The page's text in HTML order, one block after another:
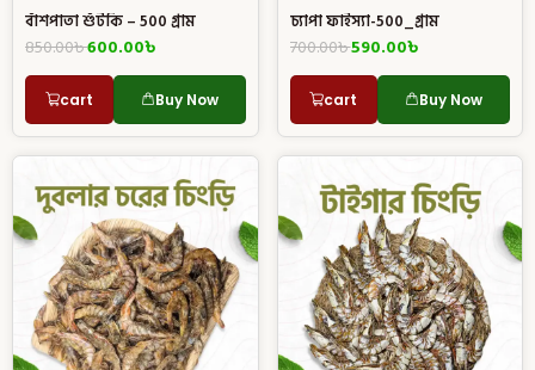
বাঁশপাতা শুঁটকি – 500 গ্রাম
850.00৳600.00৳
cart Buy Now
চ্যাপা ফাইস্যা-500_গ্রাম
700.00৳590.00৳
cart Buy Now